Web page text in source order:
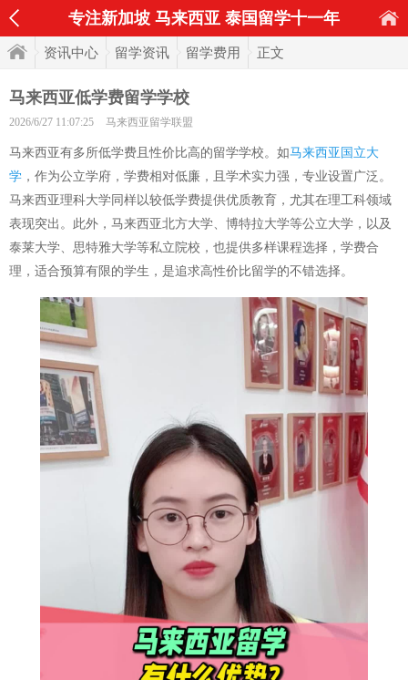
专注新加坡 马来西亚 泰国留学十一年
资讯中心 留学资讯 留学费用 正文
马来西亚低学费留学学校
2026/6/27 11:07:25 马来西亚留学联盟
马来西亚有多所低学费且性价比高的留学学校。如马来西亚国立大
学 ，作为公立学府，学费相对低廉，且学术实力强，专业设置广泛。
马来西亚理科大学同样以较低学费提供优质教育，尤其在理工科领域
表现突出。此外，马来西亚北方大学、博特拉大学等公立大学，以及
泰莱大学、思特雅大学等私立院校，也提供多样课程选择，学费合
理，适合预算有限的学生，是追求高性价比留学的不错选择。